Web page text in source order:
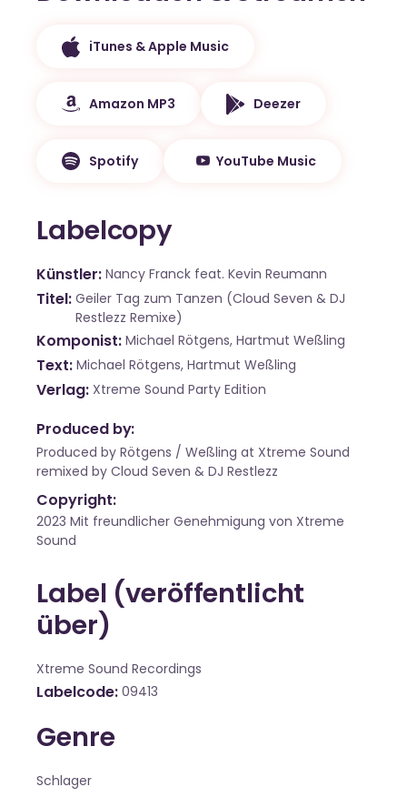
iTunes & Apple Music
Amazon MP3 Deezer
Spotify YouTube Music
Labelcopy
Künstler Nancy Franck feat. Kevin Reumann
Titel Geiler Tag zum Tanzen (Cloud Seven & DJ
Restlezz Remixe)
Komponist Michael Rötgens, Hartmut Weßling
Text Michael Rötgens, Hartmut Weßling
Verlag Xtreme Sound Party Edition
Produced by:
Produced by Rötgens / Weßling at Xtreme Sound
remixed by Cloud Seven & DJ Restlezz
Copyright:
2023 Mit freundlicher Genehmigung von Xtreme
Sound
Label (veröffentlicht
über)
Xtreme Sound Recordings
Labelcode 09413
Genre
Schlager